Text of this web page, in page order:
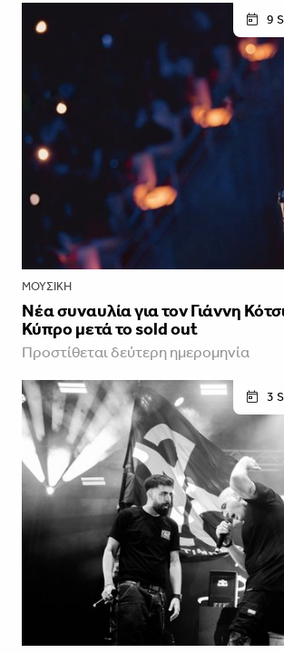
9
ΜΟΥΣΙΚΉ
Νέα συναυλία για τον Γιάννη
Κύπρο μετά το sold out
Προστίθεται δεύτερη ημερομηνία
3